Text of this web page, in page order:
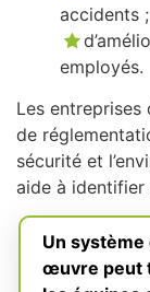
accidents ;
employés.
Les
de
sécurité et
aide à
Un système
œuvre peut